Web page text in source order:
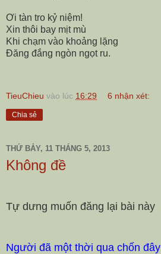
Ơi tàn tro kỷ niệm!
Xin thôi bay mịt mù
Khi chạm vào khoảng lặng
Đăng đắng ngòn ngọt ru.
TieuChieu vào lúc 16:29 6 nhận xét:
Chia sẻ
THỨ BẢY, 11 THÁNG 5, 2013
Không đề
Tự dưng muốn đăng lại bài này
Người đã một thời qua chốn đây